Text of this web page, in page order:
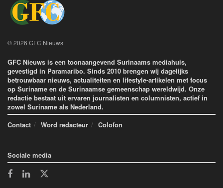
© 2026 GFC Nieuws
GFC Nieuws is een toonaangevend Surinaams mediahuis,
gevestigd in Paramaribo. Sinds 2010 brengen wij dagelijks
betrouwbaar nieuws, actualiteiten en lifestyle-artikelen met focus
op Suriname en de Surinaamse gemeenschap wereldwijd. Onze
redactie bestaat uit ervaren journalisten en columnisten, actief in
zowel Suriname als Nederland.
Contact
Word redacteur Colofon
Sociale media